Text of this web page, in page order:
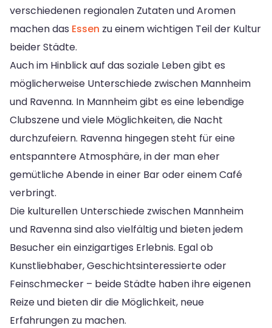
verschiedenen regionalen Zutaten und Aromen
machen das Essen zu einem wichtigen Teil der Kultur
beider Städte.
Auch im Hinblick auf das soziale Leben gibt es
möglicherweise Unterschiede zwischen Mannheim
und Ravenna. In Mannheim gibt es eine lebendige
Clubszene und viele Möglichkeiten, die Nacht
durchzufeiern. Ravenna hingegen steht für eine
entspanntere Atmosphäre, in der man eher
gemütliche Abende in einer Bar oder einem Café
verbringt.
Die kulturellen Unterschiede zwischen Mannheim
und Ravenna sind also vielfältig und bieten jedem
Besucher ein einzigartiges Erlebnis. Egal ob
Kunstliebhaber, Geschichtsinteressierte oder
Feinschmecker – beide Städte haben ihre eigenen
Reize und bieten dir die Möglichkeit, neue
Erfahrungen zu machen.